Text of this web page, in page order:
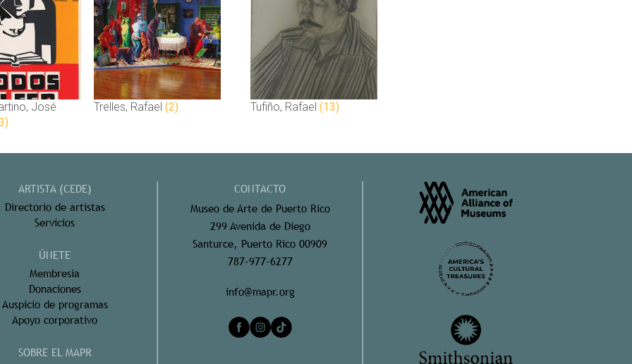
José
Trelles, Rafael (2) Tufiño, Rafael (13)
ARTISTA (CEDE)
Directorio de artistas
Servicios
ÚNETE
Membresía
Donaciones
Auspicio de programas
Apoyo corporativo
SOBRE EL MAPR
CONTACTO
Museo de Arte de Puerto Rico
299 Avenida de Diego
Santurce, Puerto Rico 00909
787-977-6277
info@mapr.org